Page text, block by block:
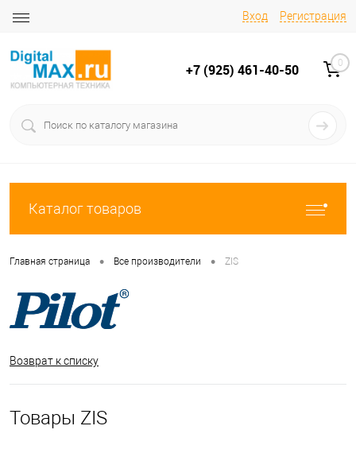
Вход Регистрация
+7 (925) 461-40-50 0
Каталог товаров
Главная страница • Все производители • ZIS
Возврат к списку
Товары ZIS